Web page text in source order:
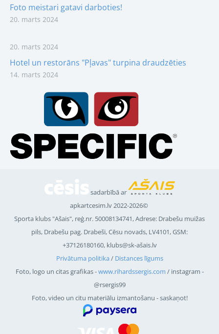
Foto meistari gatavi darboties!
20. marts 2024
20. marts 2024
Hotel un restorāns "Pļavas" turpina draudzēties
14. marts 2024
sadarbībā ar
apkartcesim.lv 2022-2026©
Sporta klubs "Ašais", reģ.nr. 50008134741, Adrese: Drabešu muižas
pils, Drabešu pag. Drabeši, Cēsu novads, LV4101, GSM:
+37126180160, klubs@sk-ašais.lv
Privātuma politika/ Distances līgums
Foto, logo un citas grafikas -www.rihardssergis.com / instagram -
@rsergis99
Foto, video un citu materiālu izmantošanu - saskaņot!